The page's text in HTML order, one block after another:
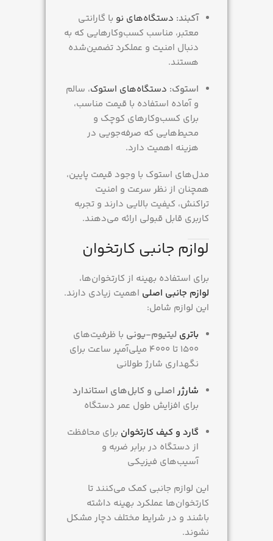
آکبند: دستگاه‌های نو با گارانتی
معتبر، مناسب کسب‌وکارهایی که به
دنبال امنیت و عملکرد تضمین‌شده
هستند.
استوک: دستگاه‌های استوک، سالم
و آماده استفاده با قیمت مناسب،
برای کسب‌وکارهای کوچک و
محیط‌هایی که صرفه‌جویی در
هزینه اهمیت دارد.
مدل‌های استوک با وجود قیمت پایین،
همچنان از نظر سرعت و امنیت
تراکنش، کیفیت بالایی دارند و تجربه
کاربری قابل قبولی ارائه می‌دهند.
لوازم جانبی کارتخوان
برای استفاده بهینه از کارتخوان‌ها،
لوازم جانبی اصلی اهمیت زیادی دارند.
این لوازم شامل:
باتری لیتیوم-یونی با ظرفیت‌های
۱۵۰۰ تا ۴۰۰۰ میلی‌آمپر ساعت برای
نگهداری شارژ طولانی
شارژر اصلی و کابل‌های استاندارد
برای افزایش طول عمر دستگاه
گارد و کیف کارتخوان برای محافظت
از دستگاه در برابر ضربه و
آسیب‌های فیزیکی
این لوازم جانبی کمک می‌کنند تا
کارتخوان‌ها عملکرد بهینه داشته
باشند و در شرایط مختلف دچار مشکل
نشوند.